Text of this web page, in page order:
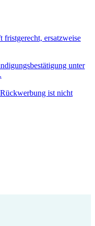
ersatzweise
unter
ist nicht